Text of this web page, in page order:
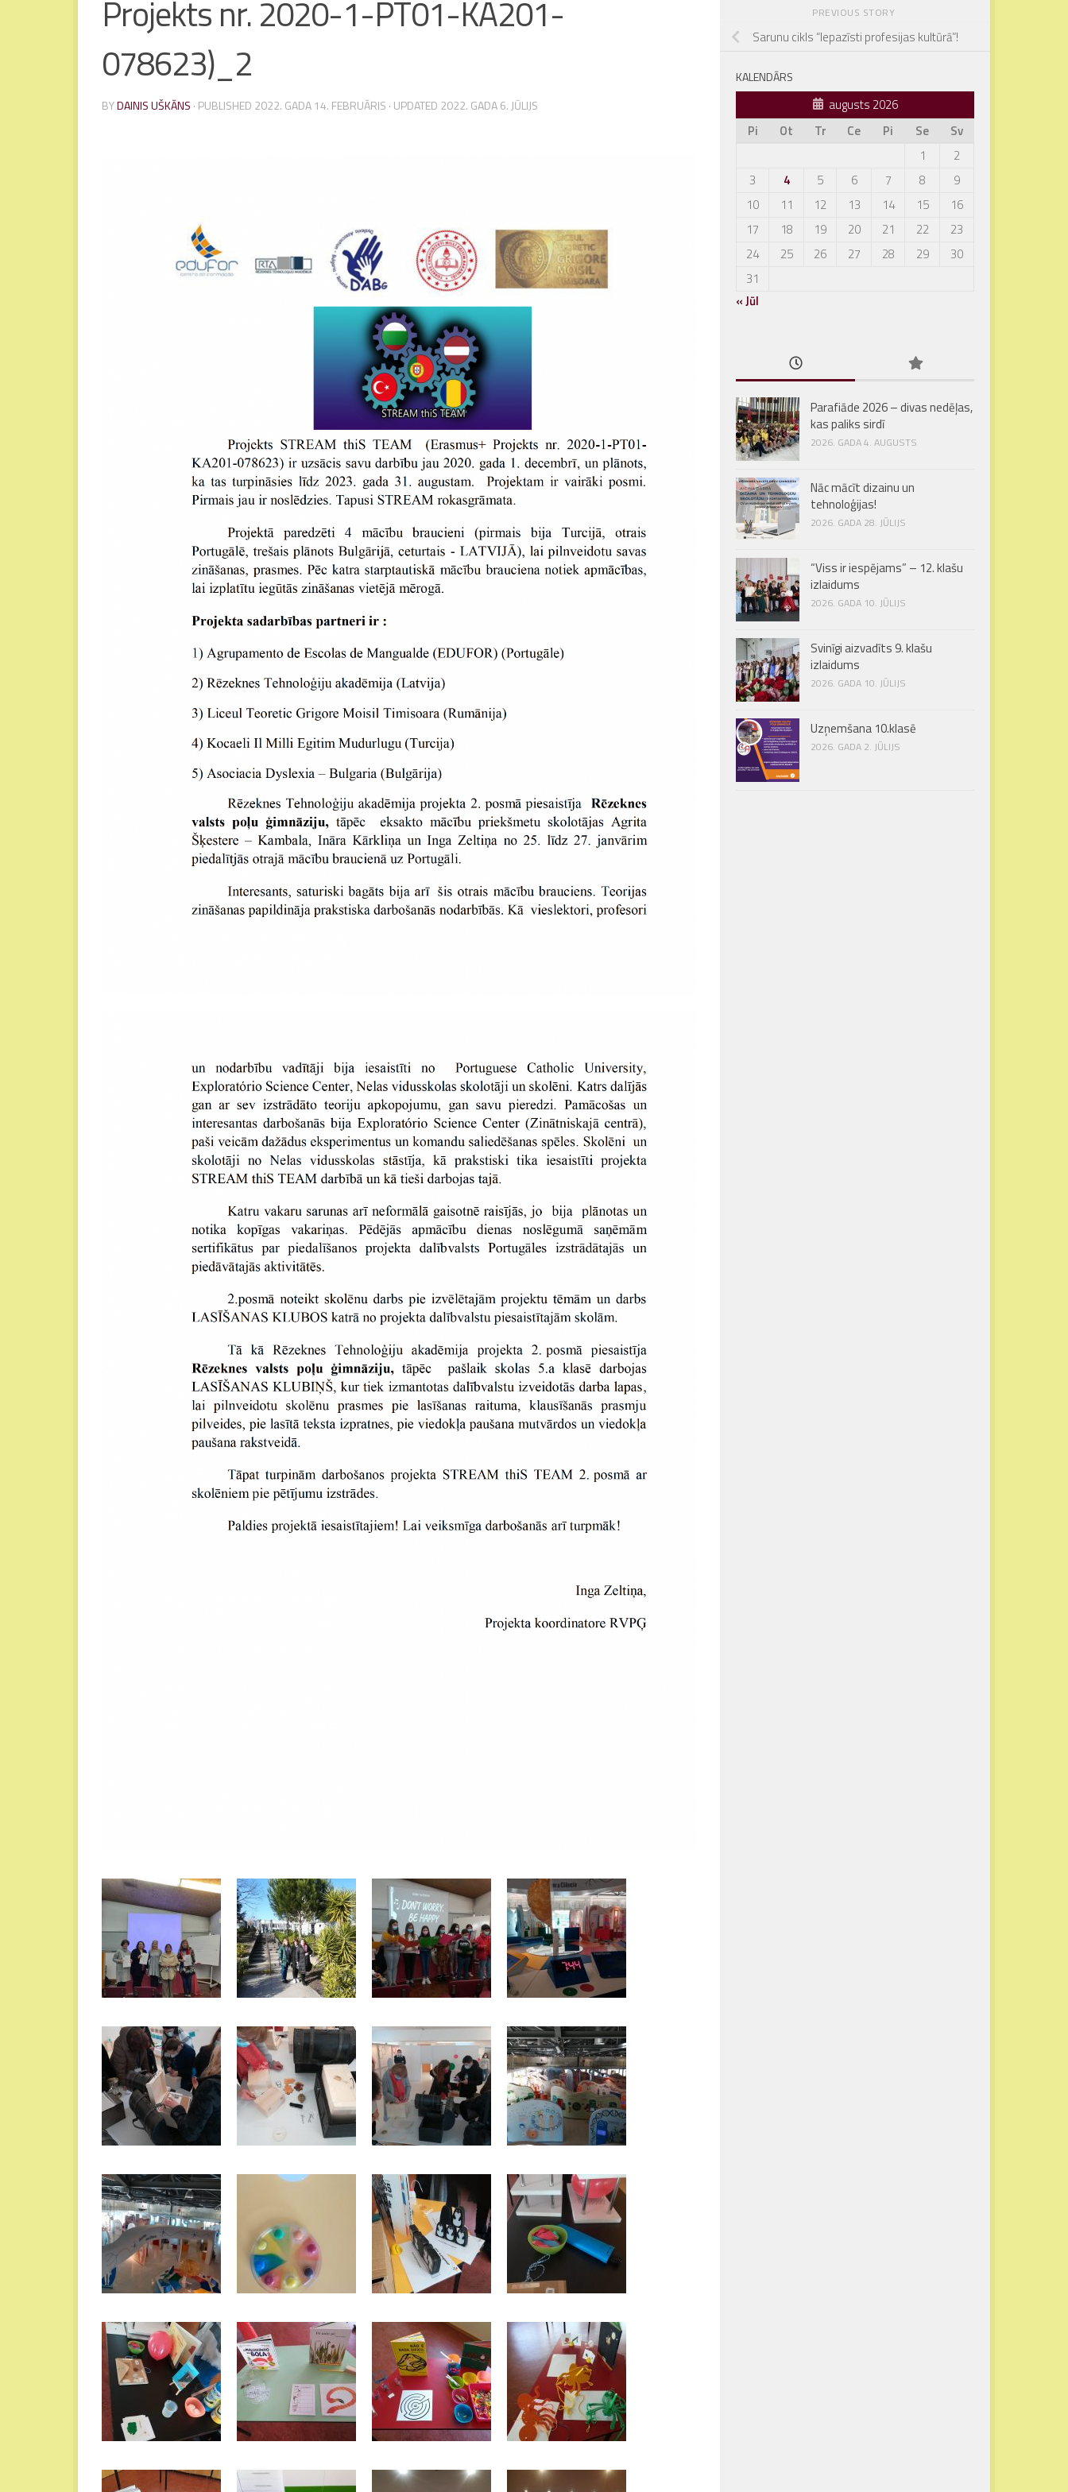
Projekts nr. 2020-1-PT01-KA201-
078623)_2
BYDAINIS UŠKĀNS · PUBLISHED 2022. GADA 14. FEBRUĀRIS · UPDATED 2022. GADA 6. JŪLIJS
PREVIOUS STORY
Sarunu cikls “Iepazīsti profesijas kultūrā”!
KALENDĀRS
augusts 2026
Pi
Ot Tr Ce Pi Se
Sv
1
2
3
4 5 6 7 8
9
10
11 12 13 14 15
16
17
18 19 20 21 22
23
24
25 26 27 28 29
30
31
« Jūl
Parafiāde 2026 – divas nedēļas,
kas paliks sirdī
2026. GADA 4. AUGUSTS
Nāc mācīt dizainu un
tehnoloģijas!
2026. GADA 28. JŪLIJS
“Viss ir iespējams” – 12. klašu
izlaidums
2026. GADA 10. JŪLIJS
Svinīgi aizvadīts 9. klašu
izlaidums
2026. GADA 10. JŪLIJS
Uzņemšana 10.klasē
2026. GADA 2. JŪLIJS